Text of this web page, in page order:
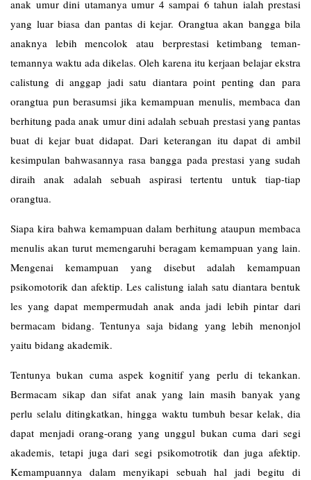
anak umur dini utamanya umur 4 sampai 6 tahun ialah prestasi
yang luar biasa dan pantas di kejar. Orangtua akan bangga bila
anaknya lebih mencolok atau berprestasi ketimbang teman-
temannya waktu ada dikelas. Oleh karena itu kerjaan belajar ekstra
calistung di anggap jadi satu diantara point penting dan para
orangtua pun berasumsi jika kemampuan menulis, membaca dan
berhitung pada anak umur dini adalah sebuah prestasi yang pantas
buat di kejar buat didapat. Dari keterangan itu dapat di ambil
kesimpulan bahwasannya rasa bangga pada prestasi yang sudah
diraih anak adalah sebuah aspirasi tertentu untuk tiap-tiap
orangtua.
Siapa kira bahwa kemampuan dalam berhitung ataupun membaca
menulis akan turut memengaruhi beragam kemampuan yang lain.
Mengenai kemampuan yang disebut adalah kemampuan
psikomotorik dan afektip. Les calistung ialah satu diantara bentuk
les yang dapat mempermudah anak anda jadi lebih pintar dari
bermacam bidang. Tentunya saja bidang yang lebih menonjol
yaitu bidang akademik.
Tentunya bukan cuma aspek kognitif yang perlu di tekankan.
Bermacam sikap dan sifat anak yang lain masih banyak yang
perlu selalu ditingkatkan, hingga waktu tumbuh besar kelak, dia
dapat menjadi orang-orang yang unggul bukan cuma dari segi
akademis, tetapi juga dari segi psikomotrotik dan juga afektip.
Kemampuannya dalam menyikapi sebuah hal jadi begitu di